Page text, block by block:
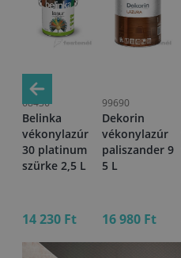
68436
Belinka
vékonylazúr
30 platinum
szürke 2,5 L
14 230 Ft
99690
Dekorin
vékonylazúr
paliszander 9
5 L
16 980 Ft